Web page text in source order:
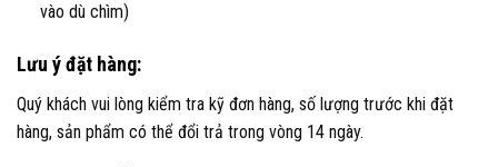
vào dù chìm)
Lưu ý đặt hàng:
Quý khách vui lòng kiểm tra kỹ đơn hàng, số lượng trước khi đặt
hàng, sản phẩm có thể đổi trả trong vòng 14 ngày.